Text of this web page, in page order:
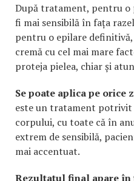
După tratament, pentru o
fi mai sensibilă în fața
pentru o epilare
cremă cu cel mai mare
proteja pielea, chiar și
Se poate aplica pe orice
este un tratament potrivit
corpului, cu toate că în
extrem de sensibilă,
mai accentuat.
Rezultatul final apare în